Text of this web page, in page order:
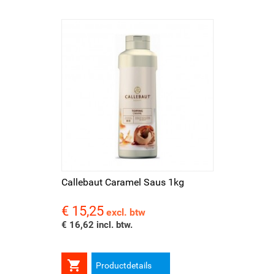
Callebaut Caramel Saus 1kg
Prijs
€ 15,25 excl. btw
€ 16,62 incl. btw.
 Productdetails